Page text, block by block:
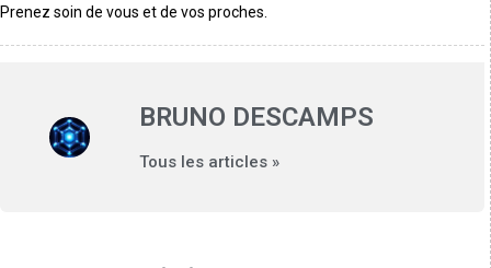
Prenez soin de vous et de vos proches.
BRUNO DESCAMPS
Tous les articles »